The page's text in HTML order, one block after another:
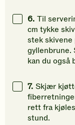
6. Til
cm tykke
stek skivene
gyllenbrune.
kan du også
7. Skjær
rett fra
stund.